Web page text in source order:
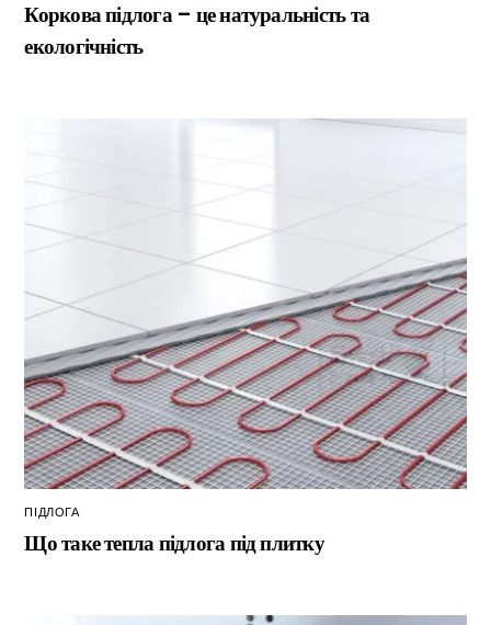
Коркова підлога – це натуральність та
екологічність
ПІДЛОГА
Що таке тепла підлога під плитку